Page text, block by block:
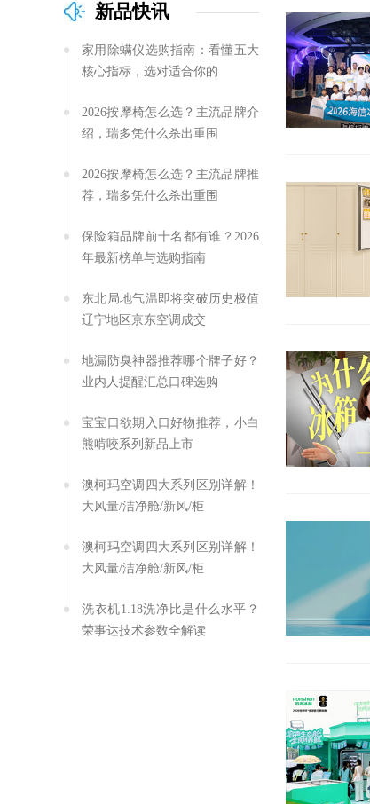
新品快讯
家用除螨仪选购指南：看懂五大
核心指标，选对适合你的
2026按摩椅怎么选？主流品牌介
绍，瑞多凭什么杀出重围
2026按摩椅怎么选？主流品牌推
荐，瑞多凭什么杀出重围
保险箱品牌前十名都有谁？2026
年最新榜单与选购指南
东北局地气温即将突破历史极值
辽宁地区京东空调成交
地漏防臭神器推荐哪个牌子好？
业内人提醒汇总口碑选购
宝宝口欲期入口好物推荐，小白
熊啃咬系列新品上市
澳柯玛空调四大系列区别详解！
大风量/洁净舱/新风/柜
澳柯玛空调四大系列区别详解！
大风量/洁净舱/新风/柜
洗衣机1.18洗净比是什么水平？
荣事达技术参数全解读